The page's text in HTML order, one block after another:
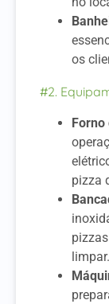
os
#2.
Forno
pizza
limpar.